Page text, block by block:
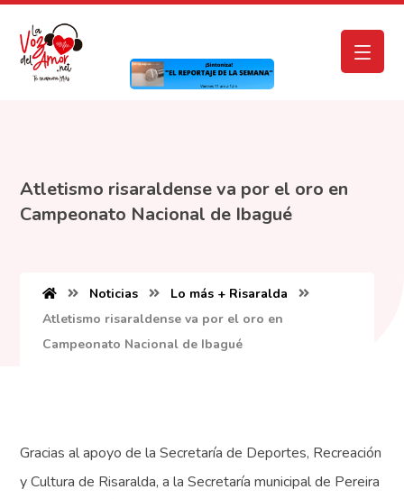
Atletismo risaraldense va por el oro en
Campeonato Nacional de Ibagué
Noticias
Lo más + Risaralda
Atletismo risaraldense va por el oro en
Campeonato Nacional de Ibagué
Gracias al apoyo de la Secretaría de Deportes, Recreación
y Cultura de Risaralda, a la Secretaría municipal de Pereira